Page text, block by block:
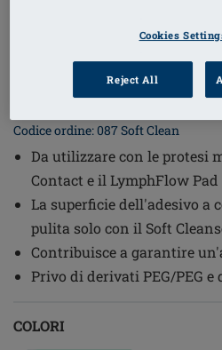
Codice ordine: 087 Soft Clean
Da utilizzare con le protesi
Contact e il LymphFlow Pad
La superficie dell'adesivo a
pulita solo con il Soft
Contribuisce a garantire
Privo di derivati PEG/PEG e
COLORI
Cookies
Reject All